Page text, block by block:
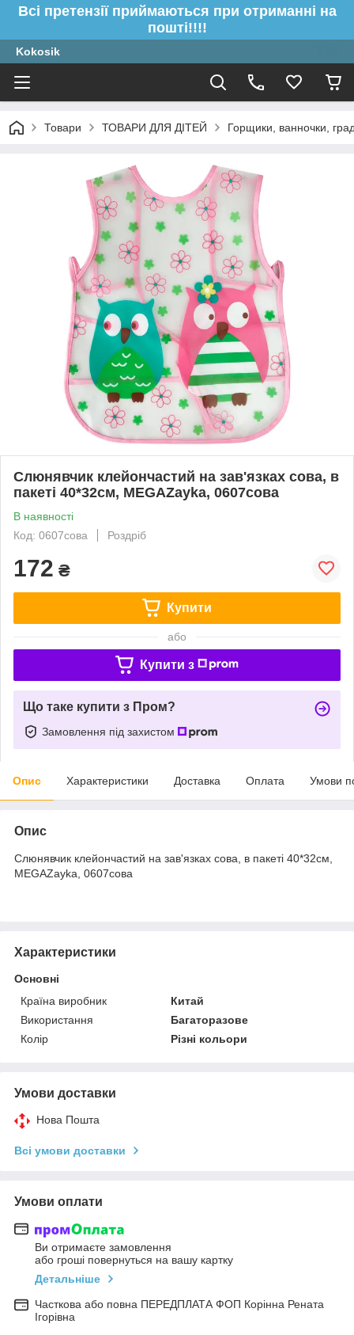
Всі претензії приймаються при отриманні на
пошті!!!!
Kokosik
Товари ТОВАРИ ДЛЯ ДІТЕЙ Горщики, ванночки,
Слюнявчик клейончастий на зав'язках сова, в
пакеті 40*32см, MEGAZayka, 0607сова
В наявності
Код: 0607сова
Роздріб
172 ₴
Купити
або
Купити з
Що таке купити з Пром?
Замовлення під захистом
Опис Характеристики Доставка Оплата Умови
Опис
Слюнявчик клейончастий на зав'язках сова, в пакеті 40*32см,
MEGAZayka, 0607сова
Характеристики
Основні
Країна виробник
Китай
Використання
Багаторазове
Колір
Різні кольори
Умови доставки
Нова Пошта
Всі умови доставки
Умови оплати
Ви отримаєте замовлення
або гроші повернуться на вашу картку
Детальніше
Часткова або повна ПЕРЕДПЛАТА ФОП Корінна Рената
Ігорівна